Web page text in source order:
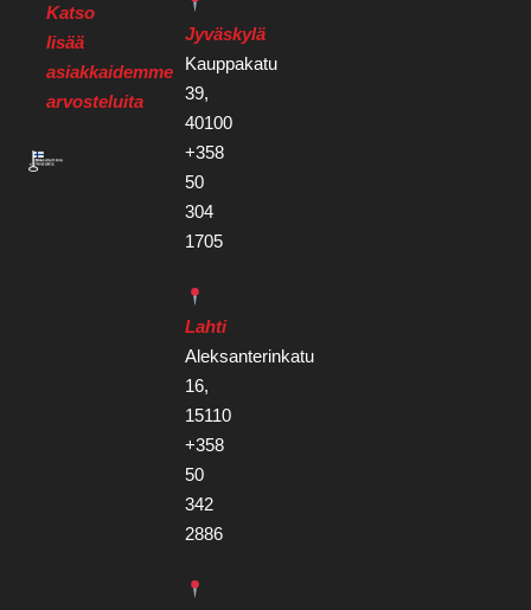
Katso
lisää
asiakkaidemme
arvosteluita
Jyväskylä
Kauppakatu
39,
40100
+358
50
304
1705
Lahti
Aleksanterinkatu
16,
15110
+358
50
342
2886